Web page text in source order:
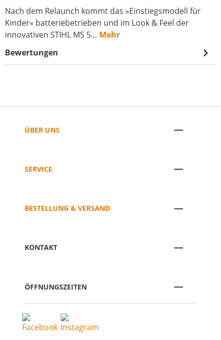
Nach dem Relaunch kommt das »Einstiegsmodell für
Kinder« batteriebetrieben und im Look & Feel der
innovativen STIHL MS 5… Mehr
Bewertungen
ÜBER UNS
SERVICE
BESTELLUNG & VERSAND
KONTAKT
ÖFFNUNGSZEITEN